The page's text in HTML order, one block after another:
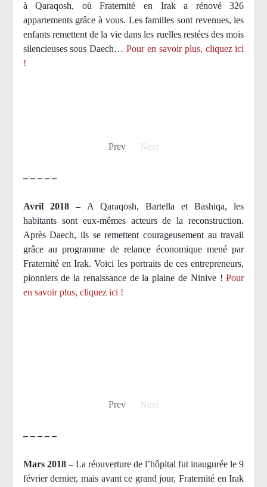
à Qaraqosh, où Fraternité en Irak a rénové 326
appartements grâce à vous. Les familles sont revenues, les
enfants remettent de la vie dans les ruelles restées des mois
silencieuses sous Daech… Pour en savoir plus, cliquez ici
!
Prev Next
– – – – –
Avril 2018 – A Qaraqosh, Bartella et Bashiqa, les
habitants sont eux-mêmes acteurs de la reconstruction.
Après Daech, ils se remettent courageusement au travail
grâce au programme de relance économique mené par
Fraternité en Irak. Voici les portraits de ces entrepreneurs,
pionniers de la renaissance de la plaine de Ninive !Pour
en savoir plus, cliquez ici !
Prev Next
– – – – –
Mars 2018 –La réouverture de l’hôpital fut inaugurée le 9
février dernier, mais avant ce grand jour, Fraternité en Irak